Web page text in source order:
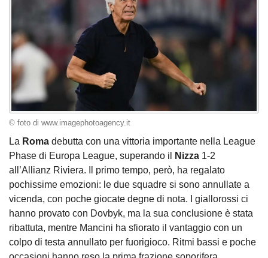
© foto di www.imagephotoagency.it
La Roma debutta con una vittoria importante nella League
Phase di Europa League, superando il
Nizza 1-2
all’Allianz Riviera. Il primo tempo, però, ha regalato
pochissime emozioni: le due squadre si sono annullate a
vicenda, con poche giocate degne di nota. I giallorossi ci
hanno provato con Dovbyk, ma la sua conclusione è stata
ribattuta, mentre Mancini ha sfiorato il vantaggio con un
colpo di testa annullato per fuorigioco. Ritmi bassi e poche